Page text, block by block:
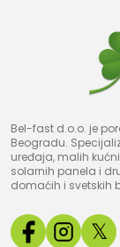
Bel-fast d.o.o. je
Beogradu.
uređaja, malih
solarnih panela i
domaćih i svetskih
𝕏